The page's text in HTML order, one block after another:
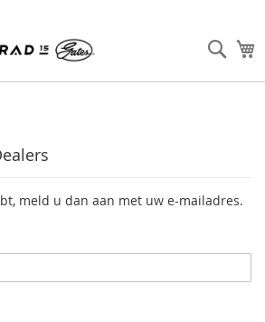
meld u dan aan met uw e-mailadres.